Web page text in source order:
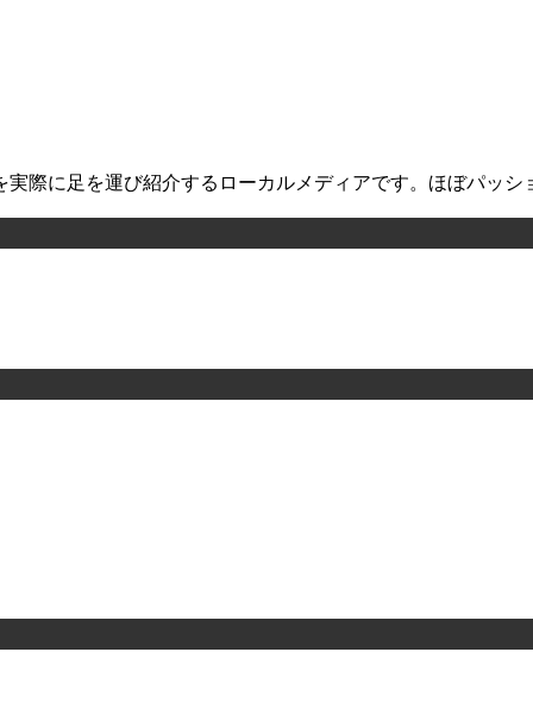
際に足を運び紹介するローカルメディアです。ほぼパッシ